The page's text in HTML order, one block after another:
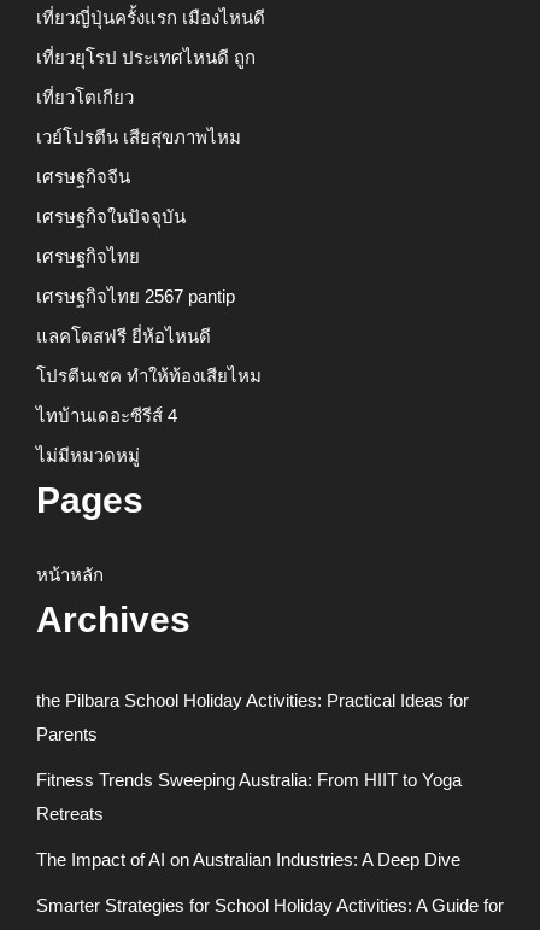
เที่ยวญี่ปุ่นครั้งแรก เมืองไหนดี
เที่ยวยุโรป ประเทศไหนดี ถูก
เที่ยวโตเกียว
เวย์โปรตีน เสียสุขภาพไหม
เศรษฐกิจจีน
เศรษฐกิจในปัจจุบัน
เศรษฐกิจไทย
เศรษฐกิจไทย 2567 pantip
แลคโตสฟรี ยี่ห้อไหนดี
โปรตีนเชค ทำให้ท้องเสียไหม
ไทบ้านเดอะซีรีส์ 4
ไม่มีหมวดหมู่
Pages
หน้าหลัก
Archives
the Pilbara School Holiday Activities: Practical Ideas for
Parents
Fitness Trends Sweeping Australia: From HIIT to Yoga
Retreats
The Impact of AI on Australian Industries: A Deep Dive
Smarter Strategies for School Holiday Activities: A Guide for